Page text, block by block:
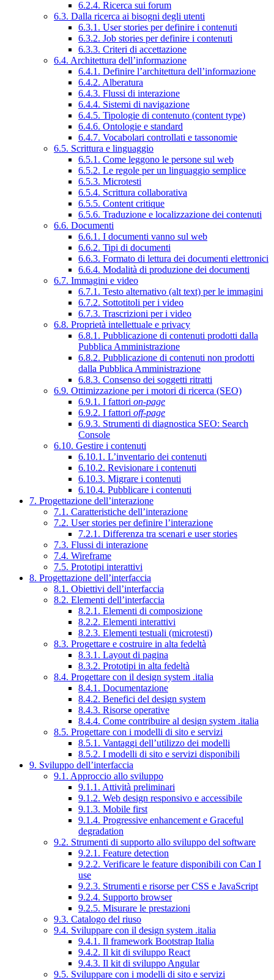
6.2.4. Ricerca sui forum
6.3. Dalla ricerca ai bisogni degli utenti
6.3.1. User stories per definire i contenuti
6.3.2. Job stories per definire i contenuti
6.3.3. Criteri di accettazione
6.4. Architettura dell’informazione
6.4.1. Definire l’architettura dell’informazione
6.4.2. Alberatura
6.4.3. Flussi di interazione
6.4.4. Sistemi di navigazione
6.4.5. Tipologie di contenuto (content type)
6.4.6. Ontologie e standard
6.4.7. Vocabolari controllati e tassonomie
6.5. Scrittura e linguaggio
6.5.1. Come leggono le persone sul web
6.5.2. Le regole per un linguaggio semplice
6.5.3. Microtesti
6.5.4. Scrittura collaborativa
6.5.5. Content critique
6.5.6. Traduzione e localizzazione dei contenuti
6.6. Documenti
6.6.1. I documenti vanno sul web
6.6.2. Tipi di documenti
6.6.3. Formato di lettura dei documenti elettronici
6.6.4. Modalità di produzione dei documenti
6.7. Immagini e video
6.7.1. Testo alternativo (alt text) per le immagini
6.7.2. Sottotitoli per i video
6.7.3. Trascrizioni per i video
6.8. Proprietà intellettuale e privacy
6.8.1. Pubblicazione di contenuti prodotti dalla
Pubblica Amministrazione
6.8.2. Pubblicazione di contenuti non prodotti
dalla Pubblica Amministrazione
6.8.3. Consenso dei soggetti ritratti
6.9. Ottimizzazione per i motori di ricerca (SEO)
6.9.1. I fattori on-page
6.9.2. I fattori off-page
6.9.3. Strumenti di diagnostica SEO: Search
Console
6.10. Gestire i contenuti
6.10.1. L’inventario dei contenuti
6.10.2. Revisionare i contenuti
6.10.3. Migrare i contenuti
6.10.4. Pubblicare i contenuti
7. Progettazione dell’interazione
7.1. Caratteristiche dell’interazione
7.2. User stories per definire l’interazione
7.2.1. Differenza tra scenari e user stories
7.3. Flussi di interazione
7.4. Wireframe
7.5. Prototipi interattivi
8. Progettazione dell’interfaccia
8.1. Obiettivi dell’interfaccia
8.2. Elementi dell’interfaccia
8.2.1. Elementi di composizione
8.2.2. Elementi interattivi
8.2.3. Elementi testuali (microtesti)
8.3. Progettare e costruire in alta fedeltà
8.3.1. Layout di pagina
8.3.2. Prototipi in alta fedeltà
8.4. Progettare con il design system .italia
8.4.1. Documentazione
8.4.2. Benefici del design system
8.4.3. Risorse operative
8.4.4. Come contribuire al design system .italia
8.5. Progettare con i modelli di sito e servizi
8.5.1. Vantaggi dell’utilizzo dei modelli
8.5.2. I modelli di sito e servizi disponibili
9. Sviluppo dell’interfaccia
9.1. Approccio allo sviluppo
9.1.1. Attività preliminari
9.1.2. Web design responsivo e accessibile
9.1.3. Mobile first
9.1.4. Progressive enhancement e Graceful
degradation
9.2. Strumenti di supporto allo sviluppo del software
9.2.1. Feature detection
9.2.2. Verificare le feature disponibili con Can I
use
9.2.3. Strumenti e risorse per CSS e JavaScript
9.2.4. Supporto browser
9.2.5. Misurare le prestazioni
9.3. Catalogo del riuso
9.4. Sviluppare con il design system .italia
9.4.1. Il framework Bootstrap Italia
9.4.2. Il kit di sviluppo React
9.4.3. Il kit di sviluppo Angular
9.5. Sviluppare con i modelli di sito e servizi